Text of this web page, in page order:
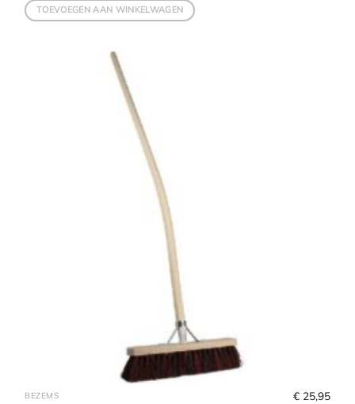
TOEVOEGEN AAN WINKELWAGEN
BEZEMS € 25,95